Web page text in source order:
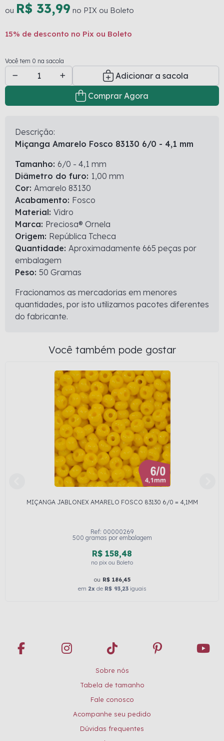
ou R$ 33,99 no PIX ou Boleto
15% de desconto no Pix ou Boleto
Você tem 0 na sacola
Adicionar a sacola
Comprar Agora
Descrição:
Miçanga Amarelo Fosco 83130 6/0 - 4,1 mm
Tamanho: 6/0 - 4,1 mm
Diâmetro do furo: 1,00 mm
Cor: Amarelo 83130
Acabamento: Fosco
Material: Vidro
Marca: Preciosa® Ornela
Origem: República Tcheca
Quantidade: Aproximadamente 665 peças por
embalagem
Peso: 50 Gramas
Fracionamos as mercadorias em menores
quantidades, por isto utilizamos pacotes diferentes
do fabricante.
Você também pode gostar
MIÇANGA JABLONEX AMARELO FOSCO 83130 6/0 = 4,1MM
Ref: 00000269
500 gramas por embalagem
R$ 158,48
no pix ou Boleto
ou R$ 186,45
em 2x de R$ 93,23iguais
Sobre nós
Tabela de tamanho
Fale conosco
Acompanhe seu pedido
Dúvidas frequentes